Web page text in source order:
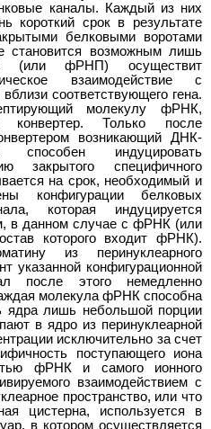
каналы. Каждый из них
короткий срок в результате
белковыми воротами
становится возможным лишь
(или фРНП) осуществит
взаимодействие с
соответствующего гена.
молекулу фРНК,
конвертер. Только после
возникающий ДНК-
способен индуцировать
закрытого специфичного
на срок, необходимый и
конфигурации белковых
которая индуцируется
в данном случае с фРНК (или
которого входит фРНК).
из перинуклеарного
указанной конфигурационной
после этого немедленно
молекула фРНК способна
ядра лишь небольшой порции
в ядро из перинуклеарной
исключительно за счет
поступающего иона
фРНК и самого ионного
взаимодействием с
пространство, или что
цистерна, используется в
в котором осуществляется